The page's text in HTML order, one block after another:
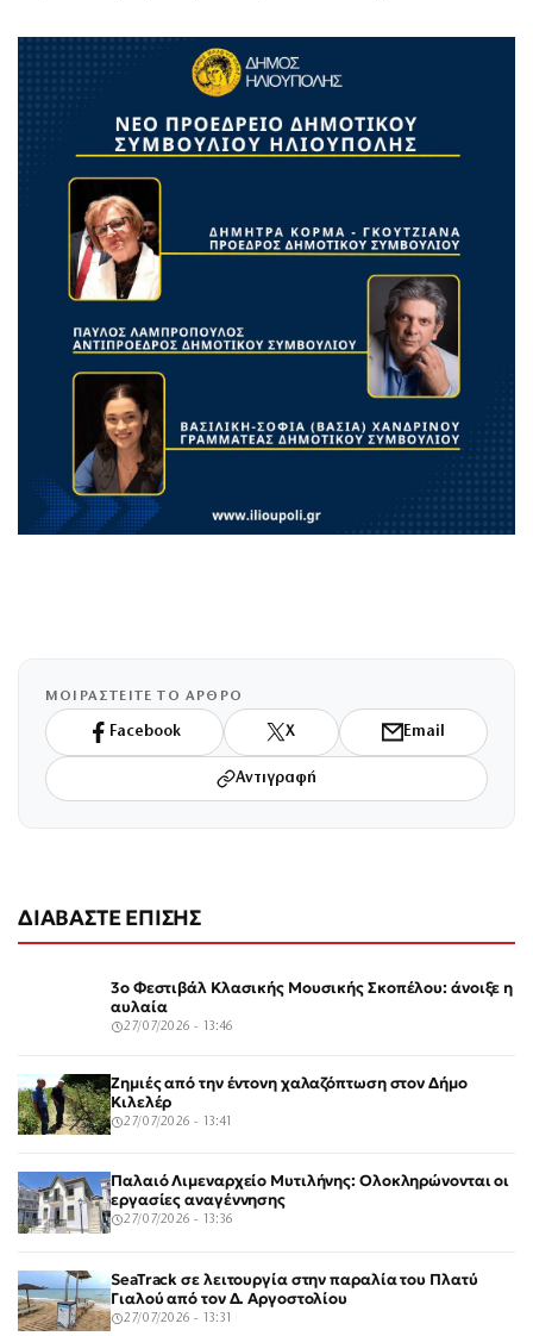
ΜΟΙΡΑΣΤΕΙΤΕ ΤΟ ΑΡΘΡΟ
Facebook X Email
Αντιγραφή
ΔΙΑΒΑΣΤΕ ΕΠΙΣΗΣ
3ο Φεστιβάλ Κλασικής Μουσικής Σκοπέλου: άνοιξε η
αυλαία
27/07/2026 - 13:46
Ζημιές από την έντονη χαλαζόπτωση στον Δήμο
Κιλελέρ
27/07/2026 - 13:41
Παλαιό Λιμεναρχείο Μυτιλήνης: Ολοκληρώνονται οι
εργασίες αναγέννησης
27/07/2026 - 13:36
SeaTrack σε λειτουργία στην παραλία του Πλατύ
Γιαλού από τον Δ. Αργοστολίου
27/07/2026 - 13:31